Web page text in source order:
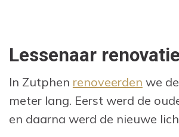
Lessenaar renovatie
In Zutphen renoveerden we
meter lang. Eerst werd de
en daarna werd de nieuwe